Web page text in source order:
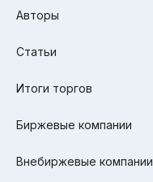
Авторы
Статьи
Итоги торгов
Биржевые компании
Внебиржевые компании